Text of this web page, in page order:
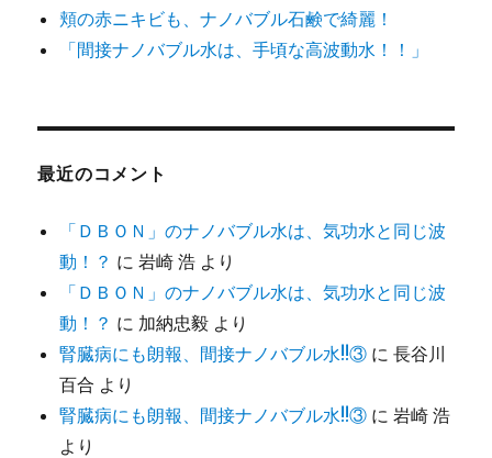
頬の赤ニキビも、ナノバブル石鹸で綺麗！
「間接ナノバブル水は、手頃な高波動水！！」
最近のコメント
「ＤＢＯＮ」のナノバブル水は、気功水と同じ波
動！？ に岩崎 浩 より
「ＤＢＯＮ」のナノバブル水は、気功水と同じ波
動！？ に 加納忠毅 より
腎臓病にも朗報、間接ナノバブル水!!③ に長谷川
百合 より
腎臓病にも朗報、間接ナノバブル水!!③ に岩崎 浩
より